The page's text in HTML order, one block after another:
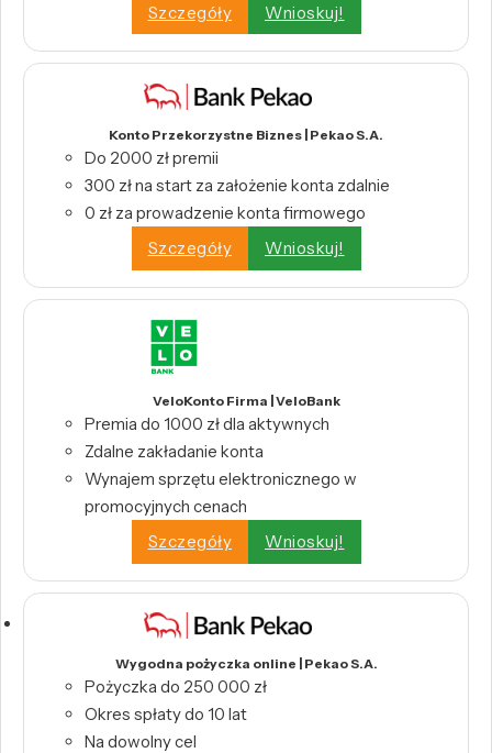
Szczegóły
Wnioskuj!
Konto Przekorzystne Biznes | Pekao S.A.
Do 2000 zł premii
300 zł na start za założenie konta zdalnie
0 zł za prowadzenie konta firmowego
Szczegóły
Wnioskuj!
VeloKonto Firma | VeloBank
Premia do 1000 zł dla aktywnych
Zdalne zakładanie konta
Wynajem sprzętu elektronicznego w
promocyjnych cenach
Szczegóły
Wnioskuj!
Wygodna pożyczka online | Pekao S.A.
Pożyczka do 250 000 zł
Okres spłaty do 10 lat
Na dowolny cel